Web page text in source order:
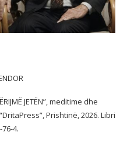
JETËN”, meditime dhe
Prishtinë, 2026. Libri
4.